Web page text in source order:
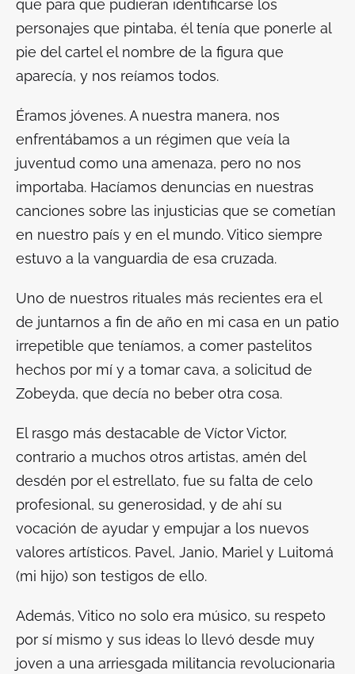
que para que pudieran identificarse los
personajes que pintaba, él tenía que ponerle al
pie del cartel el nombre de la figura que
aparecía, y nos reíamos todos.
Éramos jóvenes. A nuestra manera, nos
enfrentábamos a un régimen que veía la
juventud como una amenaza, pero no nos
importaba. Hacíamos denuncias en nuestras
canciones sobre las injusticias que se cometían
en nuestro país y en el mundo. Vitico siempre
estuvo a la vanguardia de esa cruzada.
Uno de nuestros rituales más recientes era el
de juntarnos a fin de año en mi casa en un patio
irrepetible que teníamos, a comer pastelitos
hechos por mí y a tomar cava, a solicitud de
Zobeyda, que decía no beber otra cosa.
El rasgo más destacable de Víctor Victor,
contrario a muchos otros artistas, amén del
desdén por el estrellato, fue su falta de celo
profesional, su generosidad, y de ahí su
vocación de ayudar y empujar a los nuevos
valores artísticos. Pavel, Janio, Mariel y Luitomá
(mi hijo) son testigos de ello.
Además, Vitico no solo era músico, su respeto
por sí mismo y sus ideas lo llevó desde muy
joven a una arriesgada militancia revolucionaria